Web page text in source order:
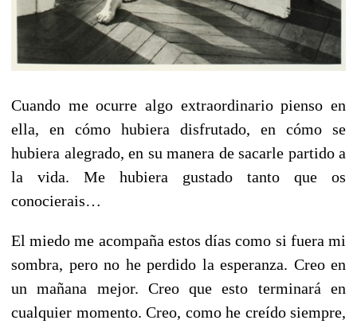
Cuando me ocurre algo extraordinario pienso en
ella, en cómo hubiera disfrutado, en cómo se
hubiera alegrado, en su manera de sacarle partido a
la vida. Me hubiera gustado tanto que os
conocierais…
El miedo me acompaña estos días como si fuera mi
sombra, pero no he perdido la esperanza. Creo en
un mañana mejor. Creo que esto terminará en
cualquier momento. Creo, como he creído siempre,